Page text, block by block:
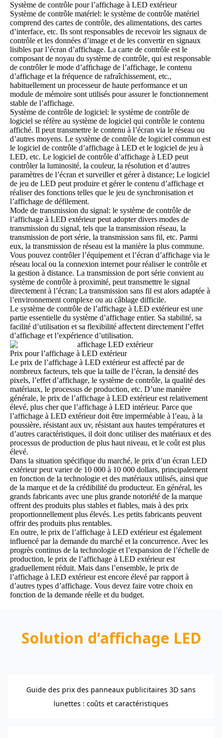
Système de contrôle pour l’affichage à LED extérieur
Système de contrôle matériel: le système de contrôle matériel
comprend des cartes de contrôle, des alimentations, des cartes
d’interface, etc. Ils sont responsables de recevoir les signaux de
contrôle et les données d’image et de les convertir en signaux
lisibles par l’écran d’affichage. La carte de contrôle est le
composant de noyau du système de contrôle, qui est responsable
de contrôler le mode d’affichage de l’affichage, le contenu
d’affichage et la fréquence de rafraîchissement, etc.,
habituellement un processeur de haute performance et un
module de mémoire sont utilisés pour assurer le fonctionnement
stable de l’affichage.
Système de contrôle de logiciel: le système de contrôle de
logiciel se réfère au système de logiciel qui contrôle le contenu
affiché. Il peut transmettre le contenu à l’écran via le réseau ou
d’autres moyens. Le système de contrôle de logiciel commun est
le logiciel de contrôle d’affichage à LED et le logiciel de jeu à
LED, etc. Le logiciel de contrôle d’affichage à LED peut
contrôler la luminosité, la couleur, la résolution et d’autres
paramètres de l’écran et surveiller et gérer à distance; Le logiciel
de jeu de LED peut produire et gérer le contenu d’affichage et
réaliser des fonctions telles que le jeu de synchronisation et
l’affichage de défilement.
Mode de transmission du signal: le système de contrôle de
l’affichage à LED extérieur peut adopter divers modes de
transmission du signal, tels que la transmission réseau, la
transmission de port série, la transmission sans fil, etc. Parmi
eux, la transmission de réseau est la manière la plus commune.
Vous pouvez contrôler l’équipement et l’écran d’affichage via le
réseau local ou la connexion internet pour réaliser le contrôle et
la gestion à distance. La transmission de port série convient au
système de contrôle à proximité, peut transmettre le signal
directement à l’écran; La transmission sans fil est alors adaptée à
l’environnement complexe ou au câblage difficile.
Le système de contrôle de l’affichage à LED extérieur est une
partie essentielle du système d’affichage entier. Sa stabilité, sa
facilité d’utilisation et sa flexibilité affectent directement l’effet
d’affichage et l’expérience d’utilisation.
Prix pour l’affichage à LED extérieur
Le prix de l’affichage à LED extérieurest affecté par de
nombreux facteurs, tels que la taille de l’écran, la densité des
pixels, l’effet d’affichage, le système de contrôle, la qualité des
matériaux, le processus de production, etc. D’une manière
générale, le prix de l’affichage à LED extérieur est relativement
élevé, plus cher que l’affichage à LED intérieur. Parce que
l’affichage à LED extérieur doit être imperméable à l’eau, à la
poussière, résistant aux uv, résistant aux hautes températures et
d’autres caractéristiques, il doit donc utiliser des matériaux et des
processus de production de plus haut niveau, et le coût est plus
élevé.
Dans la situation spécifique du marché, le prix d’un écran LED
extérieur peut varier de 10 000 à 10 000 dollars, principalement
en fonction de la technologie et des matériaux utilisés, ainsi que
de la marque et de la crédibilité du producteur. En général, les
grands fabricants avec une plus grande notoriété de la marque
offrent des produits plus stables et fiables, mais à des prix
proportionnellement plus élevés. Les petits fabricants peuvent
offrir des produits plus rentables.
En outre, le prix de l’affichage à LED extérieur est également
influencé par la demande du marché et la concurrence. Avec les
progrès continus de la technologie et l’expansion de l’échelle de
production, le prix de l’affichage à LED extérieur est
graduellement réduit. Mais dans l’ensemble, le prix de
l’affichage à LED extérieur est encore élevé par rapport à
d’autres types d’affichage. Vous devez faire votre choix en
fonction de la demande réelle et du budget.
Solution d’affichage LED
Guide des prix des panneaux publicitaires 3D sans
lunettes : coûts et caractéristiques